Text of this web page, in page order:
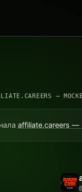
—
affiliate.careers —